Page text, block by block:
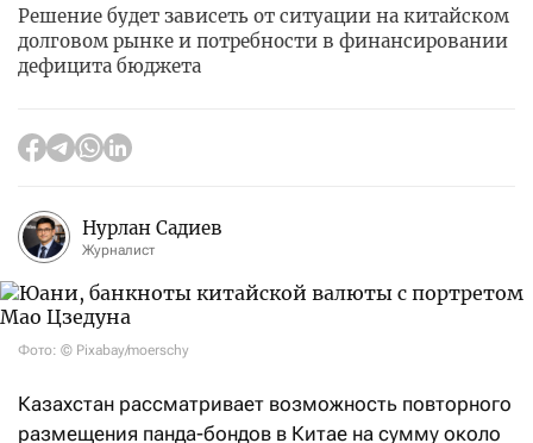
Решение будет зависеть от ситуации на китайском
долговом рынке и потребности в финансировании
дефицита бюджета
Нурлан Садиев
Журналист
Фото: © Pixabay/moerschy
Казахстан рассматривает возможность повторного
размещения панда-бондов в Китае на сумму около